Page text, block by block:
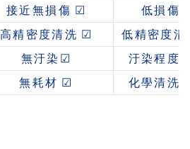
接近無損傷 ☑ 低損傷
高精密度清洗 ☑ 低精密度清
無汙染 ☑ 汙染程度
無耗材 ☑ 化學清洗